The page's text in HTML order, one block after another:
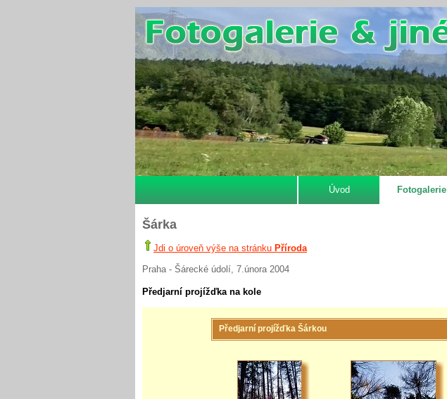
Úvod Fotogalerie
Šárka
Jdi o úroveň výše na stránku Příroda
Praha - Šárecké údolí, 7.února 2004
Předjarní projížďka na kole